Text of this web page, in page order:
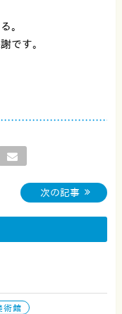
。
です。
次の記事
術館